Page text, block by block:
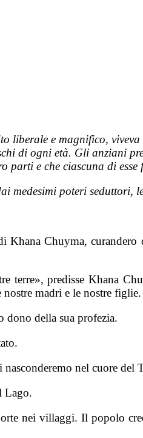
liberale e magnifico,
di ogni età. Gli anziani
e che ciascuna di
medesimi poteri
Khana Chuyma,
terre», predisse Khana
madri e le nostre
della sua profezia.
nel cuore
Lago.
nei villaggi. Il popolo